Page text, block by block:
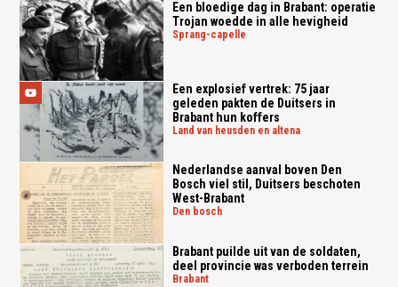
Een bloedige dag in Brabant: operatie
Trojan woedde in alle hevigheid
sprang-capelle
Een explosief vertrek: 75 jaar
geleden pakten de Duitsers in
Brabant hun koffers
land van heusden en altena
Nederlandse aanval boven Den
Bosch viel stil, Duitsers beschoten
West-Brabant
den bosch
Brabant puilde uit van de soldaten,
deel provincie was verboden terrein
brabant